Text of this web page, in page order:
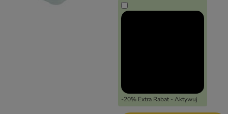
-20% Extra Rabat - Aktywuj